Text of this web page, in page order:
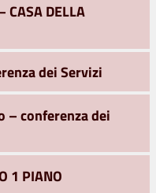
CASA DELLA
dei Servizi
– conferenza dei
1 PIANO